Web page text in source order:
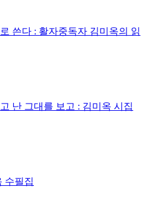
쓴다 : 활자중독자 김미옥의 읽
난 그대를 보고 : 김미옥 시집
수필집